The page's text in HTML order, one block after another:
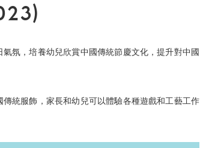
氛，培養幼兒欣賞中國傳統節慶文化，提升對中國
統服飾，家長和幼兒可以體驗各種遊戲和工藝工作